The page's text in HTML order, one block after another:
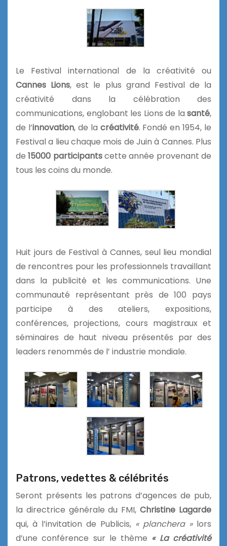
Le Festival international de la créativité ou
Cannes Lions, est le plus grand Festival de la
créativité dans la célébration des
communications, englobant les Lions de la santé,
de l’innovation, de la créativité. Fondé en 1954, le
Festival a lieu chaque mois de Juin à Cannes. Plus
de15000 participantscette année provenant de
tous les coins du monde.
Huit jours de Festival à Cannes, seul lieu mondial
de rencontres pour les professionnels travaillant
dans la publicité et les communications. Une
communauté représentant près de 100 pays
participe à des ateliers, expositions,
conférences, projections, cours magistraux et
séminaires de haut niveau présentés par des
leaders renommés de l’ industrie mondiale.
Patrons, vedettes & célébrités
Seront présents les patrons d’agences de pub,
la directrice générale du FMI,Christine Lagarde
qui, à l’invitation de Publicis, « planchera »lors
d’une conférence sur le thème « La créativité